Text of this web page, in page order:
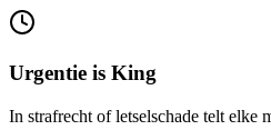
Urgentie is King
In strafrecht of letselschade telt elke